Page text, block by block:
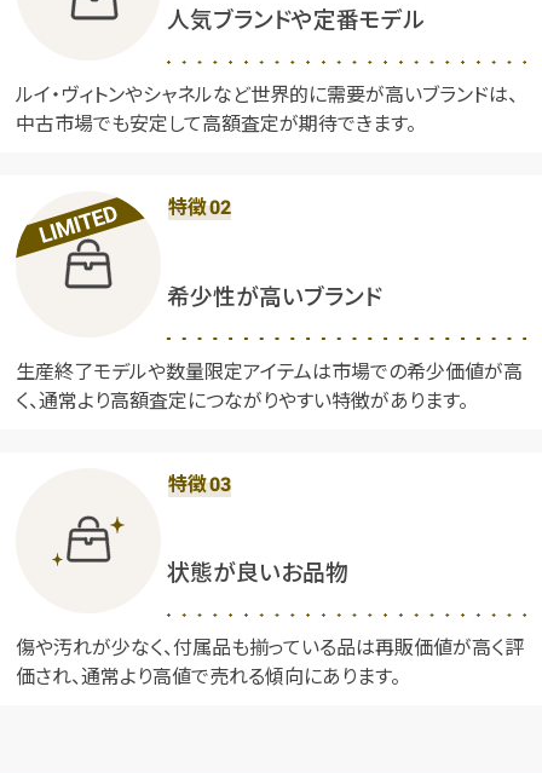
人気ブランドや定番モデル
ルイ・ヴィトンやシャネルなど世界的に需要が高いブランドは、
中古市場でも安定して高額査定が期待できます。
特徴02
希少性が高いブランド
生産終了モデルや数量限定アイテムは市場での希少価値が高
く、通常より高額査定につながりやすい特徴があります。
特徴03
状態が良いお品物
傷や汚れが少なく、付属品も揃っている品は再販価値が高く評
価され、通常より高値で売れる傾向にあります。